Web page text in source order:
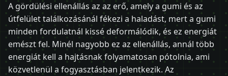
A gördülési ellenállás az az erő, amely a gumi és az
útfelület találkozásánál fékezi a haladást, mert a gumi
minden fordulatnál kissé deformálódik, és ez energiát
emészt fel. Minél nagyobb ez az ellenállás, annál több
energiát kell a hajtásnak folyamatosan pótolnia, ami
közvetlenül a fogyasztásban jelentkezik. Az